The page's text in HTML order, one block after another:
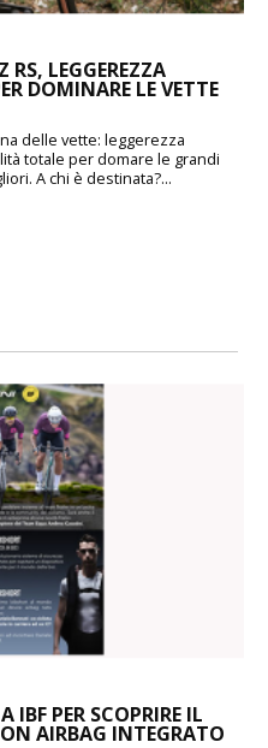
LEGGEREZZA
DOMINARE LE VETTE
delle vette: leggerezza
totale per domare le grandi
A chi è destinata?...
PER SCOPRIRE IL
AIRBAG INTEGRATO